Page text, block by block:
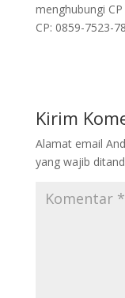
menghubungi
CP: 0859-7523-
Kirim
Alamat email
yang wajib